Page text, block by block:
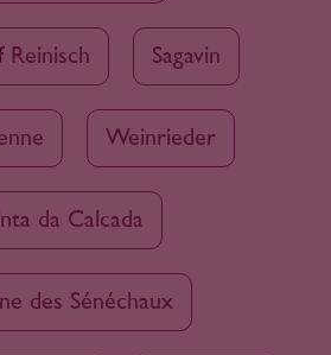
Reinisch Sagavin
Weinrieder
da Calcada
des Sénéchaux